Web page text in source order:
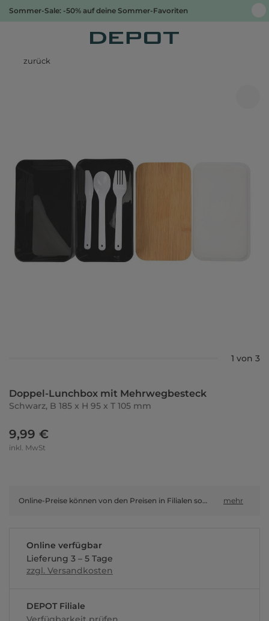
Sommer-Sale: -50% auf deine Sommer-Favoriten
zurück
1 von 3
Doppel-Lunchbox mit Mehrwegbesteck
Schwarz, B 185 x H 95 x T 105 mm
9,99 €
inkl. MwSt
Online-Preise können von den Preisen in Filialen sowie Shop-in-Shop-Flächen abweichen. mehr
Online verfügbar
Lieferung 3 – 5 Tage
zzgl. Versandkosten
DEPOT Filiale